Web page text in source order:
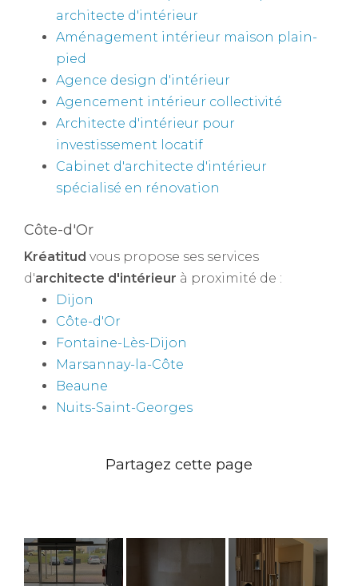
architecte d'intérieur
Aménagement intérieur maison plain-
pied
Agence design d'intérieur
Agencement intérieur collectivité
Architecte d'intérieur pour
investissement locatif
Cabinet d'architecte d'intérieur
spécialisé en rénovation
Côte-d'Or
Kréatitud vous propose ses services
d'architecte d'intérieur à proximité de :
Dijon
Côte-d'Or
Fontaine-Lès-Dijon
Marsannay-la-Côte
Beaune
Nuits-Saint-Georges